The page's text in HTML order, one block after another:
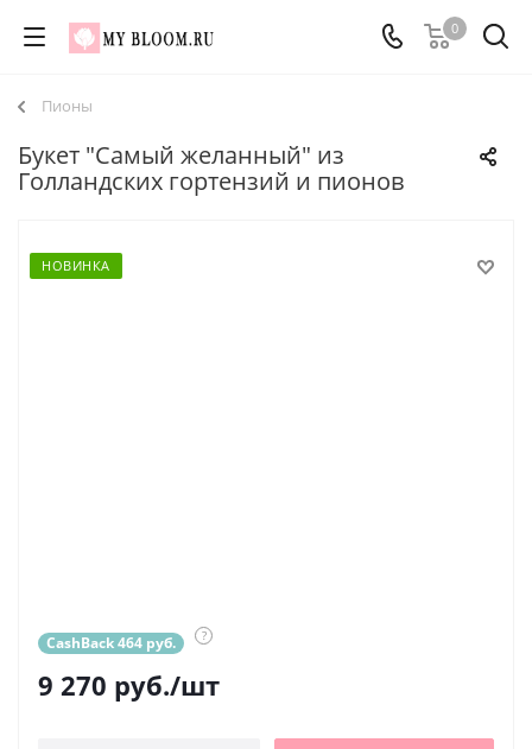
0
Пионы
Букет "Самый желанный" из
Голландских гортензий и пионов
НОВИНКА
CashBack 464 руб. ?
9 270 руб./шт